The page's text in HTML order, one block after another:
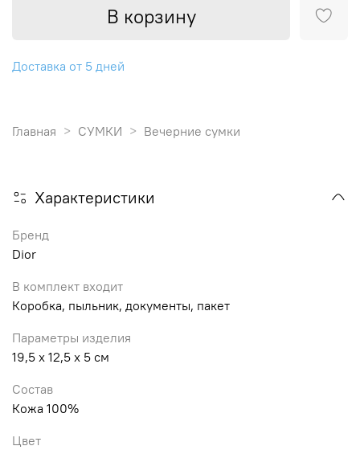
В корзину
Доставка от 5 дней
Главная СУМКИ Вечерние сумки
Характеристики
Бренд
Dior
В комплект входит
Коробка, пыльник, документы, пакет
Параметры изделия
19,5 х 12,5 х 5 см
Состав
Кожа 100%
Цвет